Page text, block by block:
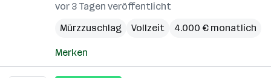
vor 3 Tagen veröffentlicht
Mürzzuschlag
Vollzeit 4.000 € monatlich
Merken